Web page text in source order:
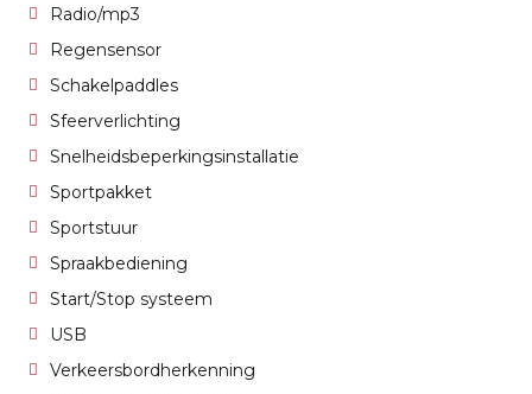
Radio/mp3
Regensensor
Schakelpaddles
Sfeerverlichting
Snelheidsbeperkingsinstallatie
Sportpakket
Sportstuur
Spraakbediening
Start/Stop systeem
USB
Verkeersbordherkenning